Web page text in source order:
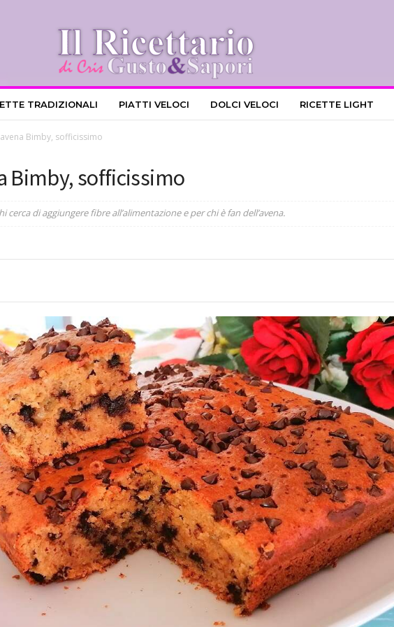
TRADIZIONALI PIATTI VELOCI DOLCI VELOCI RICETTE LIGHT
Bimby, sofficissimo
Bimby, sofficissimo
di aggiungere fibre all’alimentazione e per chi è fan dell’avena.